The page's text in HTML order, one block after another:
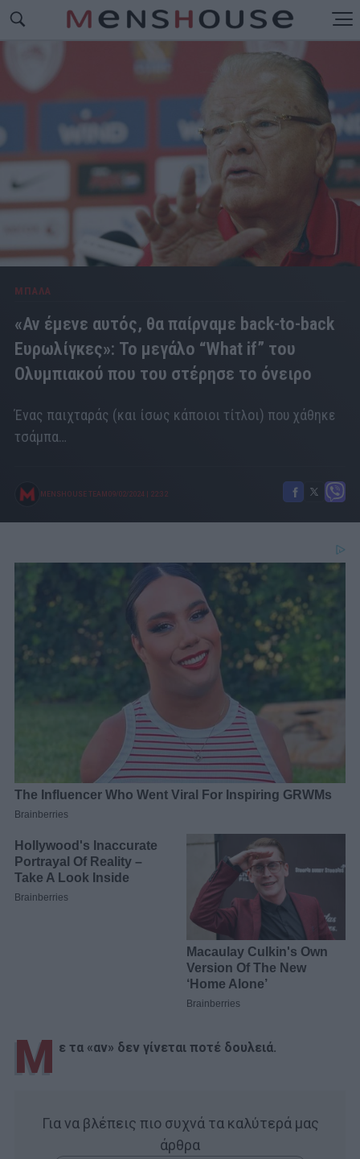
ΜΠΑΛΑ
«Αν έμενε αυτός, θα παίρναμε back-to-back
Ευρωλίγκες»: Το μεγάλο “What if” του
Ολυμπιακού που του στέρησε το όνειρο
Ένας παιχταράς (και ίσως κάποιοι τίτλοι) που χάθηκε
τσάμπα…
MENSHOUSE TEAM 09/02/2024 22:32
Μ ε τα «αν» δεν γίνεται ποτέ δουλειά.
Για να βλέπεις πιο συχνά τα καλύτερά μας
άρθρα